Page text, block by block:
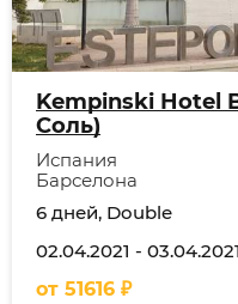
Kempinski Hotel
Соль)
Испания
Барселона
6 дней, Double
02.04.2021 - 03.04.2021
от 51616 ₽